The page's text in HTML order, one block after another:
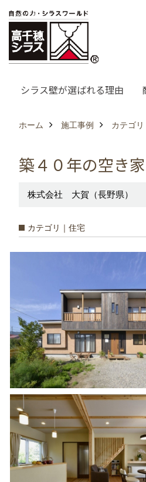
シラス壁が選ばれる理由
ホーム 施工事例 カテゴリ
築４０年の空き
株式会社 大賀（長野県）
カテゴリ｜住宅